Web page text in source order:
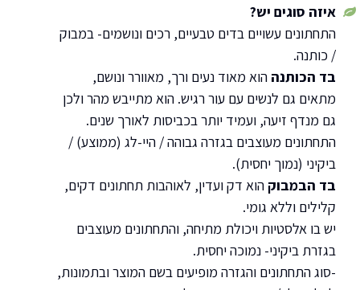
איזה סוגים יש?
התחתונים עשויים בדים טבעיים, רכים ונושמים- במבוק
/ כותנה.
בד הכותנה הוא מאוד נעים ורך, מאוורר ונושם,
מתאים גם לנשים עם עור רגיש. הוא מתייבש מהר ולכן
גם מנדף זיעה, ועמיד יותר בכביסות לאורך שנים.
התחתונים מעוצבים בגזרה גבוהה / היי-לג (ממוצע) /
ביקיני (נמוך יחסית).
בד הבמבוק הוא דק ועדין, לאוהבות תחתונים דקים,
קלילים וללא גומי.
יש בו אלסטיות ויכולת מתיחה, והתחתונים מעוצבים
בגזרת ביקיני- נמוכה יחסית.
-סוג התחתונים והגזרה מופיעים בשם המוצר ובתמונות,